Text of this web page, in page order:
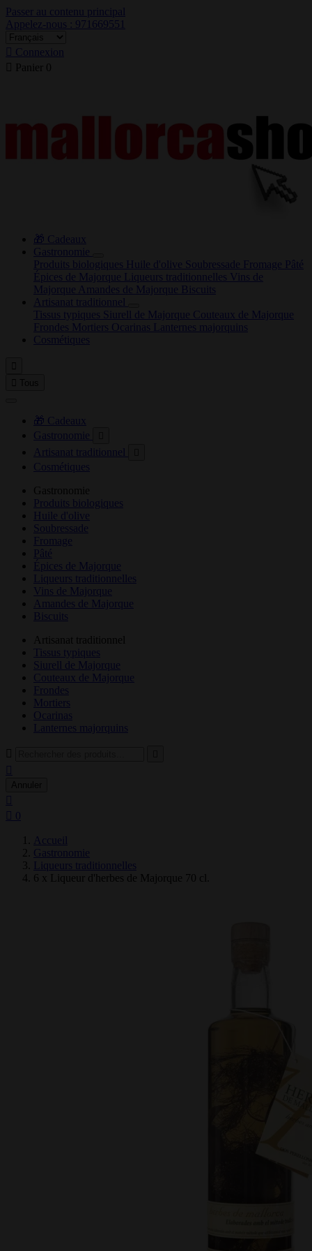
Passer au contenu principal
Appelez-nous : 971669551
Connexion
Panier 0
🎁 Cadeaux
Gastronomie
Produits biologiques Huile d'olive Soubressade Fromage Pâté
Épices de Majorque Liqueurs traditionnelles Vins de
Majorque Amandes de Majorque Biscuits
Artisanat traditionnel
Tissus typiques Siurell de Majorque Couteaux de Majorque
Frondes Mortiers Ocarinas Lanternes majorquins
Cosmétiques
🎁 Cadeaux
Gastronomie
Artisanat traditionnel
Cosmétiques
Gastronomie
Produits biologiques
Huile d'olive
Soubressade
Fromage
Pâté
Épices de Majorque
Liqueurs traditionnelles
Vins de Majorque
Amandes de Majorque
Biscuits
Artisanat traditionnel
Tissus typiques
Siurell de Majorque
Couteaux de Majorque
Frondes
Mortiers
Ocarinas
Lanternes majorquins
0
Accueil
Gastronomie
Liqueurs traditionnelles
6 x Liqueur d'herbes de Majorque 70 cl.